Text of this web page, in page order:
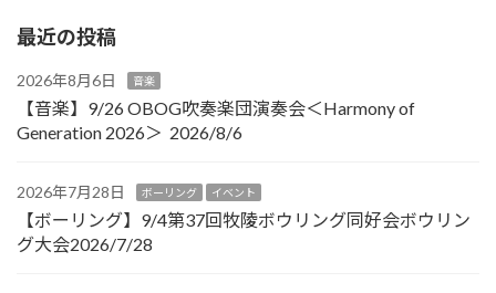
最近の投稿
2026年8月6日 音楽
【音楽】9/26 OBOG吹奏楽団演奏会＜Harmony of
Generation 2026＞ 2026/8/6
2026年7月28日 ボーリング イベント
【ボーリング】9/4第37回牧陵ボウリング同好会ボウリン
グ大会2026/7/28